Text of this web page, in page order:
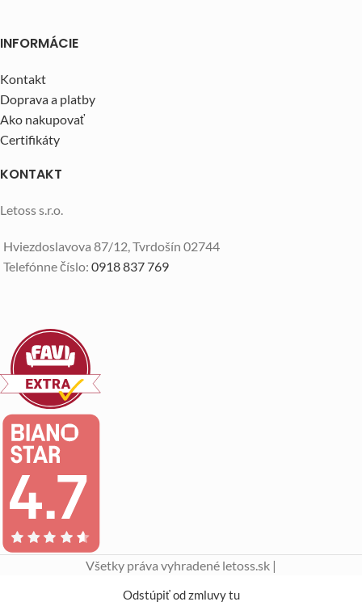
INFORMÁCIE
Kontakt
Doprava a platby
Ako nakupovať
Certifikáty
KONTAKT
Letoss s.r.o.
Hviezdoslavova 87/12, Tvrdošín 02744
Telefónne číslo: 0918 837 769
Všetky práva vyhradené letoss.sk |
Odstúpiť od zmluvy tu